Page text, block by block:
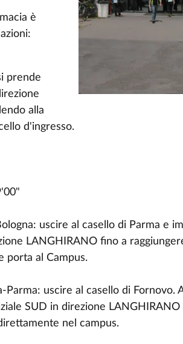
è
prende
alla
d'ingresso.
"
uscire al casello di Parma e
LANGHIRANO fino a
porta al Campus.
Parma: uscire al casello di Fornovo.
SUD in direzione
nel campus.